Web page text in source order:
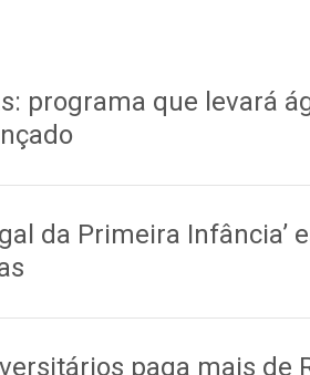
programa que levará
da Primeira Infância’
paga mais de